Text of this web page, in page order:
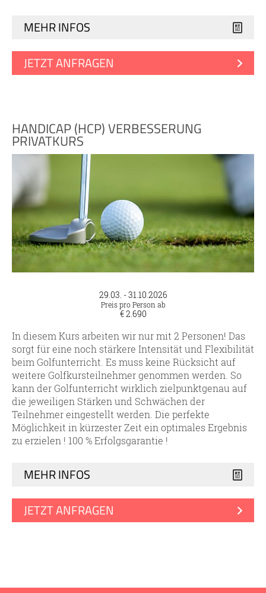
MEHR INFOS
JETZT ANFRAGEN
HANDICAP (HCP) VERBESSERUNG
PRIVATKURS
29.03. - 31.10.2026
Preis pro Person ab
€ 2.690
In diesem Kurs arbeiten wir nur mit 2 Personen! Das
sorgt für eine noch stärkere Intensität und Flexibilität
beim Golfunterricht. Es muss keine Rücksicht auf
weitere Golfkursteilnehmer genommen werden. So
kann der Golfunterricht wirklich zielpunktgenau auf
die jeweiligen Stärken und Schwächen der
Teilnehmer eingestellt werden. Die perfekte
Möglichkeit in kürzester Zeit ein optimales Ergebnis
zu erzielen ! 100 % Erfolgsgarantie !
MEHR INFOS
JETZT ANFRAGEN